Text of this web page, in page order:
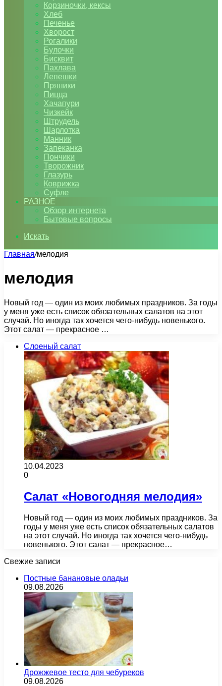
Корзиночки, кексы
Хлеб
Печенье
Хворост
Рогалики
Булочки
Бисквит
Пахлава
Лепешки
Пряники
Пицца
Хачапури
Чизкейк
Штрудель
Шарлотка
Манник
Запеканка
Пончики
Творожник
Глазурь
Коврижка
Суфле
РАЗНОЕ
Обзор интернета
Бытовые вопросы
Искать
Главная/мелодия
мелодия
Новый год — один из моих любимых праздников. За годы
у меня уже есть список обязательных салатов на этот
случай. Но иногда так хочется чего-нибудь новенького.
Этот салат — прекрасное …
Слоеный салат
10.04.2023
0
Салат «Новогодняя мелодия»
Новый год — один из моих любимых праздников. За
годы у меня уже есть список обязательных салатов
на этот случай. Но иногда так хочется чего-нибудь
новенького. Этот салат — прекрасное…
Свежие записи
Постные банановые оладьи
09.08.2026
Дрожжевое тесто для чебуреков
09.08.2026